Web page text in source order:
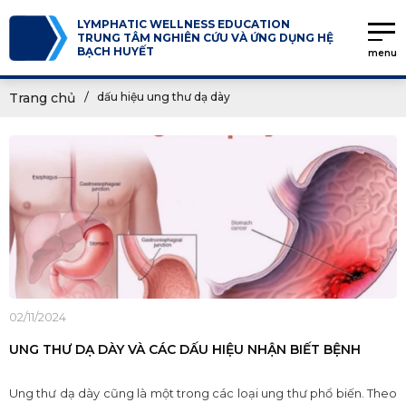
LYMPHATIC WELLNESS EDUCATION
TRUNG TÂM NGHIÊN CỨU VÀ ỨNG DỤNG HỆ
BẠCH HUYẾT
menu
Trang chủ dấu hiệu ung thư dạ dày
02/11/2024
UNG THƯ DẠ DÀY VÀ CÁC DẤU HIỆU NHẬN BIẾT BỆNH
Ung thư dạ dày cũng là một trong các loại ung thư phổ biến. Theo